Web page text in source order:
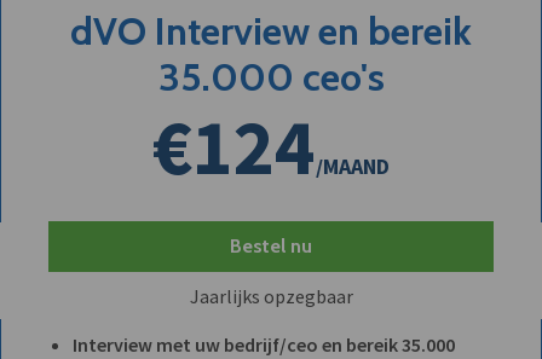
dVO Interview en bereik
35.000 ceo's
€124/MAAND
Bestel nu
Jaarlijks opzegbaar
Interview met uw bedrijf/ceo en bereik 35.000